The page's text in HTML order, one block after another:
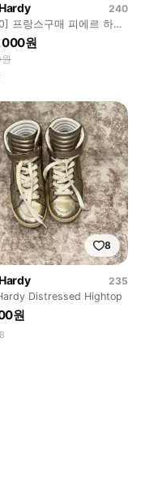
240
프랑스구매 피에르 하디
픈토 스틸레토
원
8
235
Distressed Hightop
원
8